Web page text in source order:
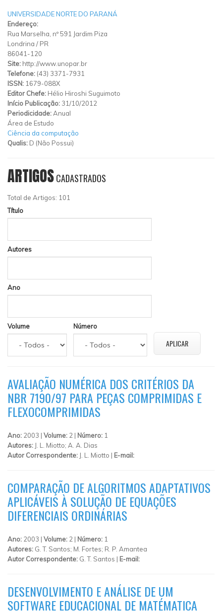
UNIVERSIDADE NORTE DO PARANÁ
Endereço:
Rua Marselha, nº 591 Jardim Piza
Londrina / PR
86041-120
Site: http://www.unopar.br
Telefone: (43) 3371-7931
ISSN: 1679-088X
Editor Chefe: Hélio Hiroshi Suguimoto
Início Publicação: 31/10/2012
Periodicidade:Anual
Área de Estudo
Ciência da computação
Qualis: D (Não Possui)
ARTIGOSCADASTRADOS
Total de Artigos: 101
Título
Autores
Ano
Volume Número
AVALIAÇÃO NUMÉRICA DOS CRITÉRIOS DA
NBR 7190/97 PARA PEÇAS COMPRIMIDAS E
FLEXOCOMPRIMIDAS
Ano: 2003 | Volume: 2 | Número: 1
Autores: J. L. Miotto; A. A. Dias
Autor Correspondente: J. L. Miotto | E-mail:
COMPARAÇÃO DE ALGORITMOS ADAPTATIVOS
APLICÁVEIS À SOLUÇÃO DE EQUAÇÕES
DIFERENCIAIS ORDINÁRIAS
Ano: 2003 | Volume: 2 | Número: 1
Autores: G. T. Santos; M. Fortes; R. P. Amantea
Autor Correspondente: G. T. Santos | E-mail:
DESENVOLVIMENTO E ANÁLISE DE UM
SOFTWARE EDUCACIONAL DE MATÉMATICA